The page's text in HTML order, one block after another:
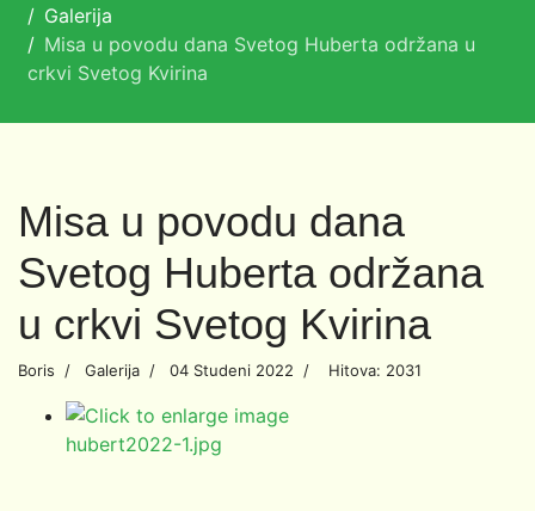
Galerija
Misa u povodu dana Svetog Huberta održana u
crkvi Svetog Kvirina
Misa u povodu dana
Svetog Huberta održana
u crkvi Svetog Kvirina
Boris Galerija 04 Studeni 2022 Hitova: 2031